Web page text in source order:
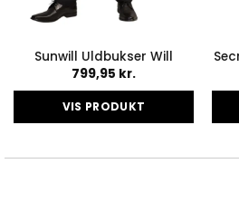
Sunwill Uldbukser Will
799,95 kr.
VIS PRODUKT